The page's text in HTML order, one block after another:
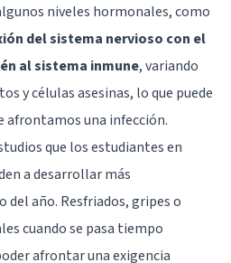
niveles hormonales, como
del sistema nervioso con el
al sistema inmune, variando
y células asesinas, lo que puede
afrontamos una infección.
que los estudiantes en
a desarrollar más
del año. Resfriados, gripes o
cuando se pasa tiempo
afrontar una exigencia